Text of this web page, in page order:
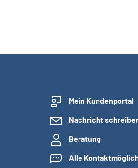
Mein Kundenportal
Nachricht
Beratung
Alle